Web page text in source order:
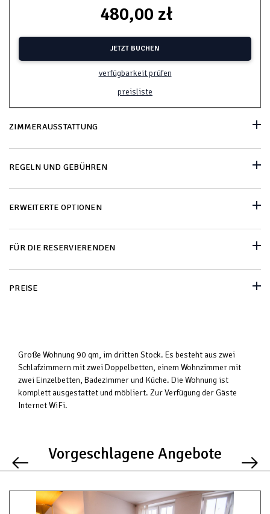
480,00 zł
JETZT BUCHEN
verfügbarkeit prüfen
preisliste
ZIMMERAUSSTATTUNG
REGELN UND GEBÜHREN
ERWEITERTE OPTIONEN
FÜR DIE RESERVIERENDEN
PREISE
Große Wohnung 90 qm, im dritten Stock. Es besteht aus zwei
Schlafzimmern mit zwei Doppelbetten, einem Wohnzimmer mit
zwei Einzelbetten, Badezimmer und Küche. Die Wohnung ist
komplett ausgestattet und möbliert. Zur Verfügung der Gäste
Internet WiFi.
Vorgeschlagene Angebote